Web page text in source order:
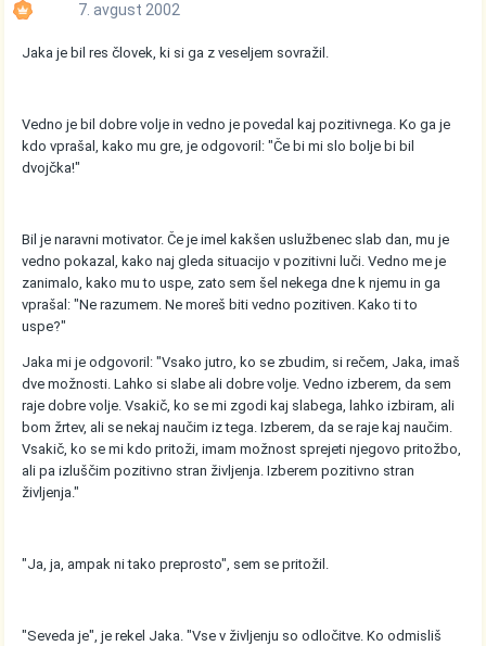
7. avgust 2002
Jaka je bil res človek, ki si ga z veseljem sovražil.
Vedno je bil dobre volje in vedno je povedal kaj pozitivnega. Ko ga je
kdo vprašal, kako mu gre, je odgovoril: "Če bi mi slo bolje bi bil
dvojčka!"
Bil je naravni motivator. Če je imel kakšen uslužbenec slab dan, mu je
vedno pokazal, kako naj gleda situacijo v pozitivni luči. Vedno me je
zanimalo, kako mu to uspe, zato sem šel nekega dne k njemu in ga
vprašal: "Ne razumem. Ne moreš biti vedno pozitiven. Kako ti to
uspe?"
Jaka mi je odgovoril: "Vsako jutro, ko se zbudim, si rečem, Jaka, imaš
dve možnosti. Lahko si slabe ali dobre volje. Vedno izberem, da sem
raje dobre volje. Vsakič, ko se mi zgodi kaj slabega, lahko izbiram, ali
bom žrtev, ali se nekaj naučim iz tega. Izberem, da se raje kaj naučim.
Vsakič, ko se mi kdo pritoži, imam možnost sprejeti njegovo pritožbo,
ali pa izluščim pozitivno stran življenja. Izberem pozitivno stran
življenja."
"Ja, ja, ampak ni tako preprosto", sem se pritožil.
"Seveda je", je rekel Jaka. "Vse v življenju so odločitve. Ko odmisliš